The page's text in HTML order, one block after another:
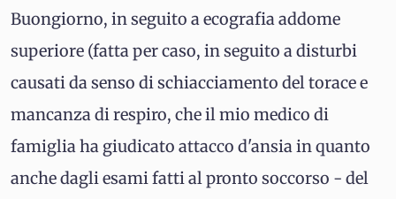
Buongiorno, in seguito a ecografia addome
superiore (fatta per caso, in seguito a disturbi
causati da senso di schiacciamento del torace e
mancanza di respiro, che il mio medico di
famiglia ha giudicato attacco d'ansia in quanto
anche dagli esami fatti al pronto soccorso - del